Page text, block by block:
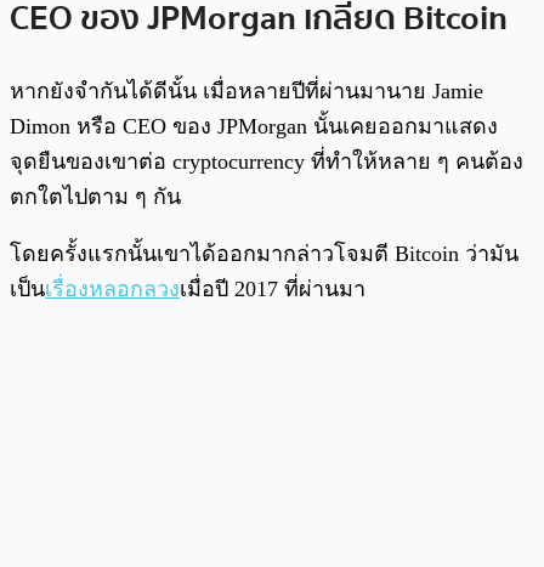
CEO ของ JPMorgan เกลียด Bitcoin
หากยังจำกันได้ดีนั้น เมื่อหลายปีที่ผ่านมานาย Jamie
Dimon หรือ CEO ของ JPMorgan นั้นเคยออกมาแสดง
จุดยืนของเขาต่อ cryptocurrency ที่ทำให้หลาย ๆ คนต้อง
ตกใตไปตาม ๆ กัน
โดยครั้งแรกนั้นเขาได้ออกมากล่าวโจมตี Bitcoin ว่ามัน
เป็นเรื่องหลอกลวงเมื่อปี 2017 ที่ผ่านมา